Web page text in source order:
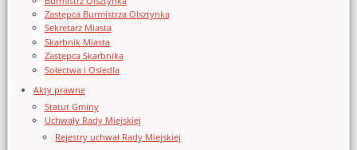
Zastępca Burmistrza Olsztynka
Sekretarz Miasta
Skarbnik Miasta
Zastępca Skarbnika
Sołectwa i Osiedla
Akty prawne
Statut Gminy
Uchwały Rady Miejskiej
Rejestry uchwał Rady Miejskiej